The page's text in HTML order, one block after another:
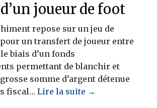
joueur de foot
repose sur un jeu de
un transfert de joueur entre
biais d’un fonds
permettant de blanchir et
somme d’argent détenue
fiscal… Lire la suite →